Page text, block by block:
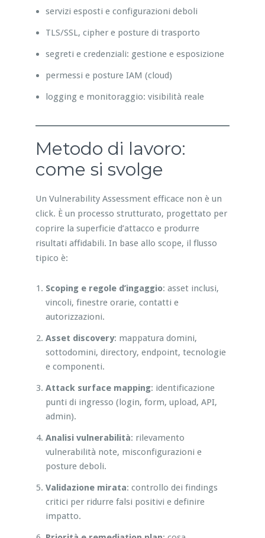
servizi esposti e configurazioni deboli
TLS/SSL, cipher e posture di trasporto
segreti e credenziali: gestione e esposizione
permessi e posture IAM (cloud)
logging e monitoraggio: visibilità reale
Metodo di lavoro:
come si svolge
Un Vulnerability Assessment efficace non è un
click. È un processo strutturato, progettato per
coprire la superficie d’attacco e produrre
risultati affidabili. In base allo scope, il flusso
tipico è:
Scoping e regole d’ingaggio: asset inclusi,
vincoli, finestre orarie, contatti e
autorizzazioni.
Asset discovery: mappatura domini,
sottodomini, directory, endpoint, tecnologie
e componenti.
Attack surface mapping: identificazione
punti di ingresso (login, form, upload, API,
admin).
Analisi vulnerabilità: rilevamento
vulnerabilità note, misconfigurazioni e
posture deboli.
Validazione mirata: controllo dei findings
critici per ridurre falsi positivi e definire
impatto.